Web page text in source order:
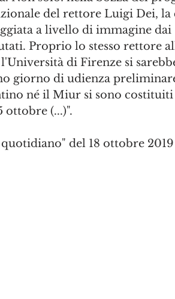
del rettore Luigi Dei, la
a livello di immagine dai
Proprio lo stesso rettore
di Firenze si
giorno di udienza
né il Miur si sono costituiti
ottobre (...)".
del 18 ottobre 2019